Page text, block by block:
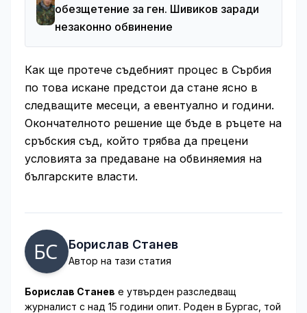
обезщетение за ген. Шивиков заради
незаконно обвинение
Как ще протече съдебният процес в Сърбия
по това искане предстои да стане ясно в
следващите месеци, а евентуално и години.
Окончателното решение ще бъде в ръцете на
сръбския съд, който трябва да прецени
условията за предаване на обвиняемия на
българските власти.
Борислав Станев
Автор на тази статия
Борислав Станев е утвърден разследващ
журналист с над 15 години опит. Роден в Бургас, той